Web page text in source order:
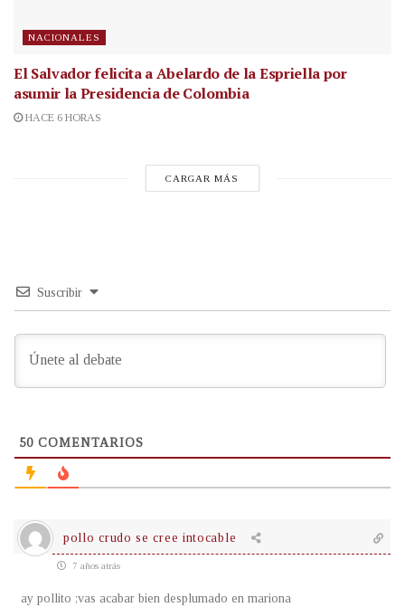
NACIONALES
El Salvador felicita a Abelardo de la Espriella por
asumir la Presidencia de Colombia
HACE 6 HORAS
CARGAR MÁS
Suscribir
50 COMENTARIOS
pollo crudo se cree intocable
7 años atrás
ay pollito ;vas acabar bien desplumado en mariona